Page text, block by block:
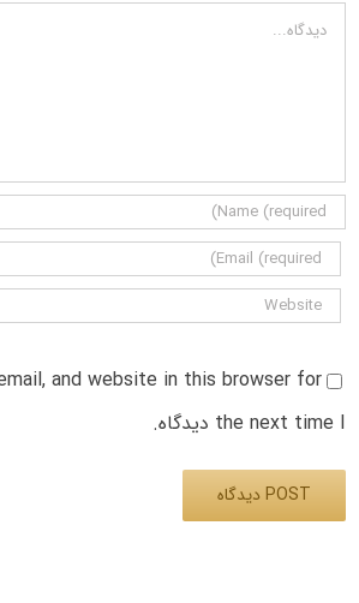
دیدگاه
and website in this browser for
the next time I دیدگاه.